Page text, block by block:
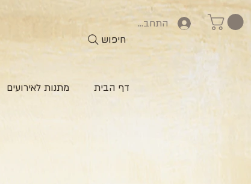
התחברות
חיפוש
דף הבית מתנות לאירועים